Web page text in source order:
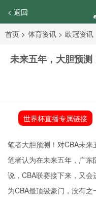
< 返回
首页 > 体育资讯 > 欧冠资讯
未来五年，大胆预
世界杯直播专属链接
笔者大胆预测！对CBA未来
笔者认为在未来五年，广
说，CBA联赛接下来，又
为CBA最顶级豪门，没有之